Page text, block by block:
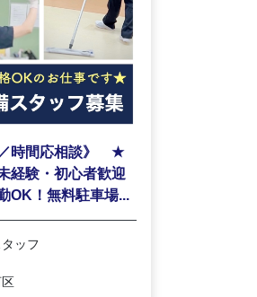
時間応相談》 ★
経験・初心者歓迎
OK！無料駐車場...
ッフ